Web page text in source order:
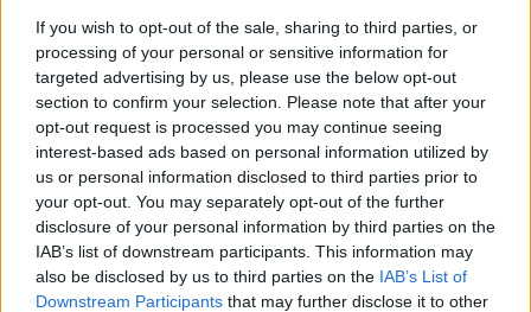
If you wish to opt-out of the sale, sharing to third parties, or
processing of your personal or sensitive information for
targeted advertising by us, please use the below opt-out
section to confirm your selection. Please note that after your
opt-out request is processed you may continue seeing
interest-based ads based on personal information utilized by
us or personal information disclosed to third parties prior to
your opt-out. You may separately opt-out of the further
disclosure of your personal information by third parties on the
IAB’s list of downstream participants. This information may
also be disclosed by us to third parties on the IAB’s List of
Downstream Participants that may further disclose it to other